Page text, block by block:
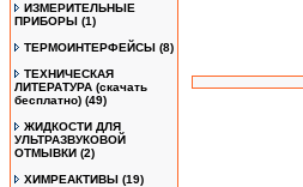
ИЗМЕРИТЕЛЬНЫЕ
ПРИБОРЫ (1)
ТЕРМОИНТЕРФЕЙСЫ (8)
ТЕХНИЧЕСКАЯ
ЛИТЕРАТУРА (скачать
бесплатно) (49)
ЖИДКОСТИ ДЛЯ
УЛЬТРАЗВУКОВОЙ
ОТМЫВКИ (2)
ХИМРЕАКТИВЫ (19)